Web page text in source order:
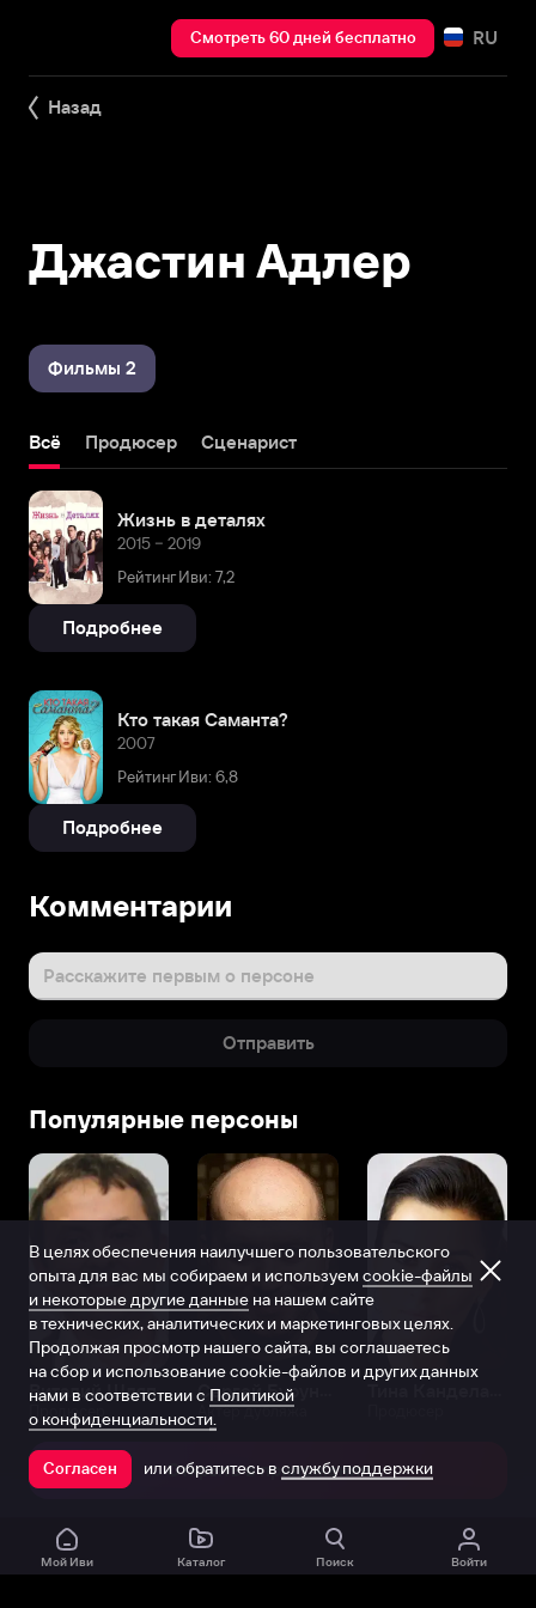
Смотреть 60 дней бесплатно RU
Назад
Джастин Адлер
Фильмы 2
Всё Продюсер Сценарист
Жизнь в деталях
2015 – 2019
Рейтинг Иви: 7,2
Подробнее
Кто такая Саманта?
2007
Рейтинг Иви: 6,8
Подробнее
Комментарии
Расскажите первым о персоне
Отправить
Популярные персоны
Виталий Шляппо
Продюсер Актёр дубляжа
Открыть в приложении
Мой Иви Каталог Поиск Войти
В целях обеспечения наилучшего пользовательского
опыта для вас мы собираем и используем cookie-файлы
и некоторые другие данные на нашем сайте
в технических, аналитических и маркетинговых целях.
Продолжая просмотр нашего сайта, вы соглашаетесь
на сбор и использование cookie-файлов и других данных
нами в соответствии с Политикой
о конфиденциальности.
Согласен или обратитесь в службу поддержки